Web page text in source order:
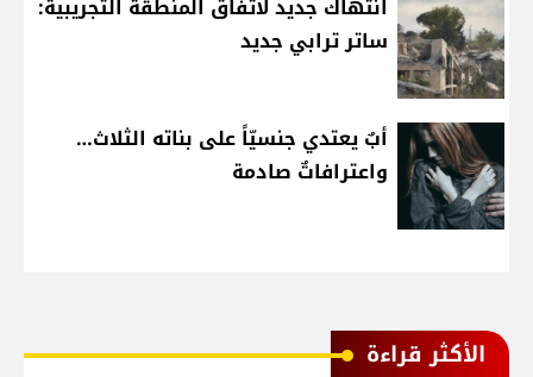
انتهاك جديد لاتفاق المنطقة التجريبية:
ساتر ترابي جديد
أبٌ يعتدي جنسيّاً على بناته الثلاث…
واعترافاتٌ صادمة
الأكثر قراءة